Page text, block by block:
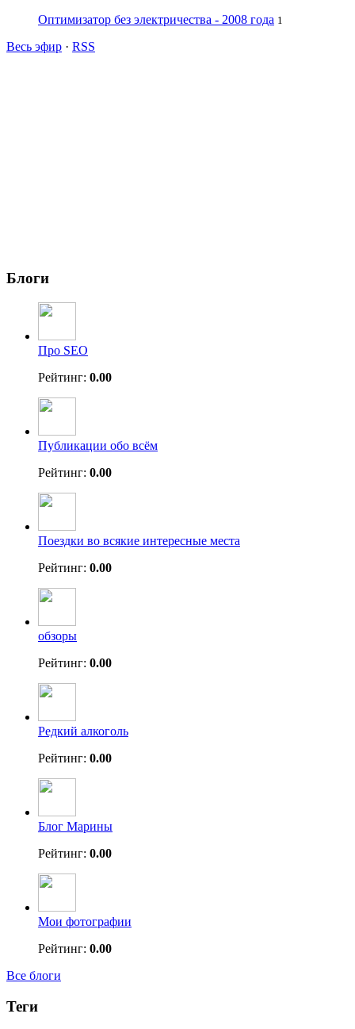
Оптимизатор без электричества - 2008 года 1
Весь эфир · RSS
Блоги
Про SEO
Рейтинг: 0.00
Публикации обо всём
Рейтинг: 0.00
Поездки во всякие интересные места
Рейтинг: 0.00
обзоры
Рейтинг: 0.00
Редкий алкоголь
Рейтинг: 0.00
Блог Марины
Рейтинг: 0.00
Мои фотографии
Рейтинг: 0.00
Все блоги
Теги